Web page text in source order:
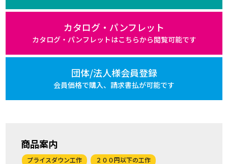
カタログ・パンフレット
カタログ・パンフレットはこちらから閲覧可能です
団体/法人様会員登録
会員価格で購入、 請求書払が可能です
商品案内
プライスダウン工作
２００円以下の工作